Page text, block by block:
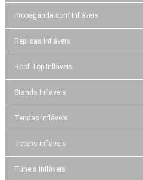
Propaganda com Infláveis
Réplicas Infláveis
Roof Top Infláveis
Stands Infláveis
Tendas Infláveis
Totens infláveis
Túneis Infláveis